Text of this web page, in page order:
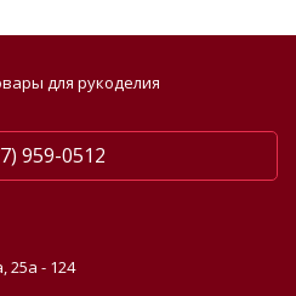
для рукоделия
959-0512
25а - 124